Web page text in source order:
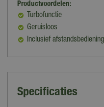
Productvoordelen:
Turbofunctie
Geruisloos
Inclusief afstandsbediening
Specificaties